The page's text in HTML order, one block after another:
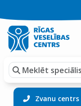
Zvanu centrs